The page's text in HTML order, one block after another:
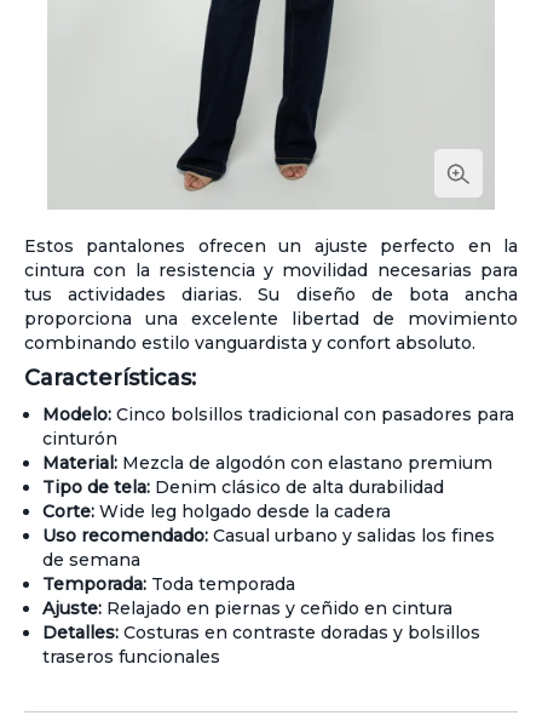
Estos pantalones ofrecen un ajuste perfecto en la
cintura con la resistencia y movilidad necesarias para
tus actividades diarias. Su diseño de bota ancha
proporciona una excelente libertad de movimiento
combinando estilo vanguardista y confort absoluto.
Características:
Modelo: Cinco bolsillos tradicional con pasadores para
cinturón
Material: Mezcla de algodón con elastano premium
Tipo de tela: Denim clásico de alta durabilidad
Corte: Wide leg holgado desde la cadera
Uso recomendado: Casual urbano y salidas los fines
de semana
Temporada: Toda temporada
Ajuste: Relajado en piernas y ceñido en cintura
Detalles: Costuras en contraste doradas y bolsillos
traseros funcionales